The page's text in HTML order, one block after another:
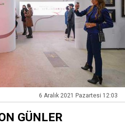
6 Aralık 2021 Pazartesi 12:03
GÜNLER